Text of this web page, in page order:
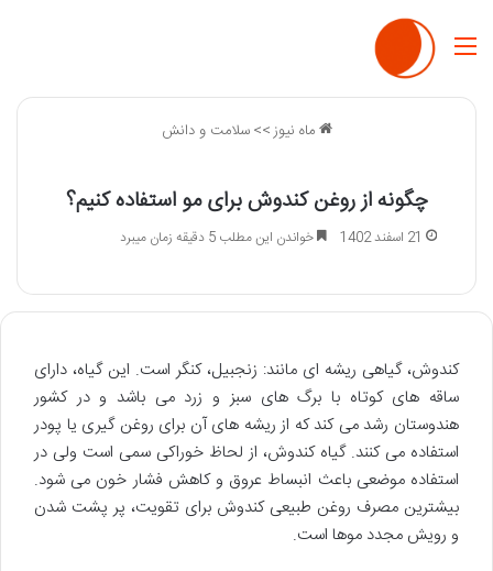
منو
ماه نیوز>> سلامت و دانش
چگونه از روغن کندوش برای مو استفاده کنیم؟
21 اسفند 1402 خواندن این مطلب 5 دقیقه زمان میبرد
کندوش، گیاهی ریشه ای مانند: زنجبیل، کنگر است. این گیاه، دارای
ساقه های کوتاه با برگ های سبز و زرد می باشد و در کشور
هندوستان رشد می کند که از ریشه های آن برای روغن گیری یا پودر
استفاده می کنند. گیاه کندوش، از لحاظ خوراکی سمی است ولی در
استفاده موضعی باعث انبساط عروق و کاهش فشار خون می شود.
بیشترین مصرف روغن طبیعی کندوش برای تقویت، پر پشت شدن
و رویش مجدد موها است.